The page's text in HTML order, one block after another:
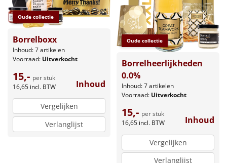
Oude collectie
Borrelboxx
Inhoud: 7 artikelen
Voorraad: Uitverkocht
15,- per stuk
16,65 incl. BTW Inhoud
Vergelijken
Verlanglijst
Oude collectie
Borrelheerlijkheden
0.0%
Inhoud: 7 artikelen
Voorraad: Uitverkocht
15,- per stuk
16,65 incl. BTW Inhoud
Vergelijken
Verlanglijst